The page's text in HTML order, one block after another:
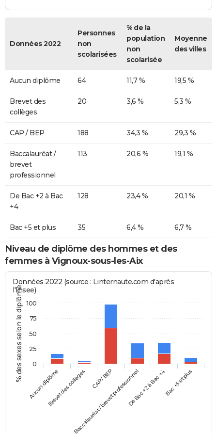
Données 2022
Personnes
non
scolarisées
% de la
population
non
scolarisée
Moyenne
des villes
Aucun diplôme 64 11,7 % 19,5 %
Brevet des
collèges
20 3,6 % 5,3 %
CAP / BEP 188 34,3 % 29,3 %
Baccalauréat /
brevet
professionnel
113 20,6 % 19,1 %
De Bac +2 à Bac
+4
128 23,4 % 20,1 %
Bac +5 et plus 35 6,4 % 6,7 %
Niveau de diplôme des hommes et des
femmes à Vignoux-sous-les-Aix
% des sexes selon le diplôme
Données 2022 (source : Linternaute.com d'après
l'Insee)
Aucun diplômeBrevet des collèges CAP / BEP
Baccalauréat / brevet professionnelDe Bac +2 à Bac +4Bac +5 et plus
0
25
50
75
100